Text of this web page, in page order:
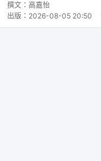
撰文： 高嘉怡
出版： 2026-08-05 20:50